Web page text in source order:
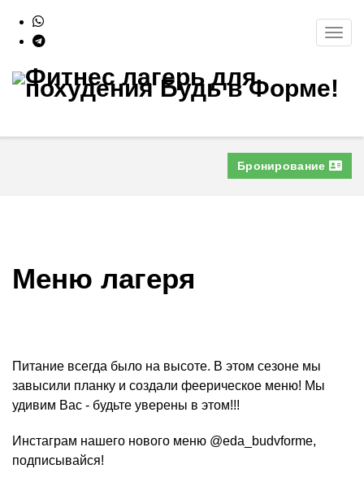
Бронирование
Меню лагеря
Питание всегда было на высоте. В этом сезоне мы
завысили планку и создали феерическое меню! Мы
удивим Вас - будьте уверены в этом!!!
Инстаграм нашего нового меню @eda_budvforme,
подписывайся!